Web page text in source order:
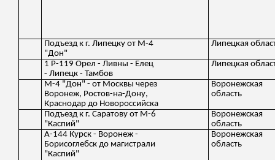
Подъезд к г. Липецку от М-4
"Дон"
Липецкая
1 Р-119 Орел - Ливны - Елец
- Липецк - Тамбов
Липецкая
М-4 "Дон" - от Москвы через
Воронеж, Ростов-на-Дону,
Краснодар до Новороссийска
Воронежская
область
Подъезд к г. Саратову от М-6
"Каспий"
Воронежская
область
А-144 Курск - Воронеж -
Борисоглебск до магистрали
"Каспий"
Воронежская
область